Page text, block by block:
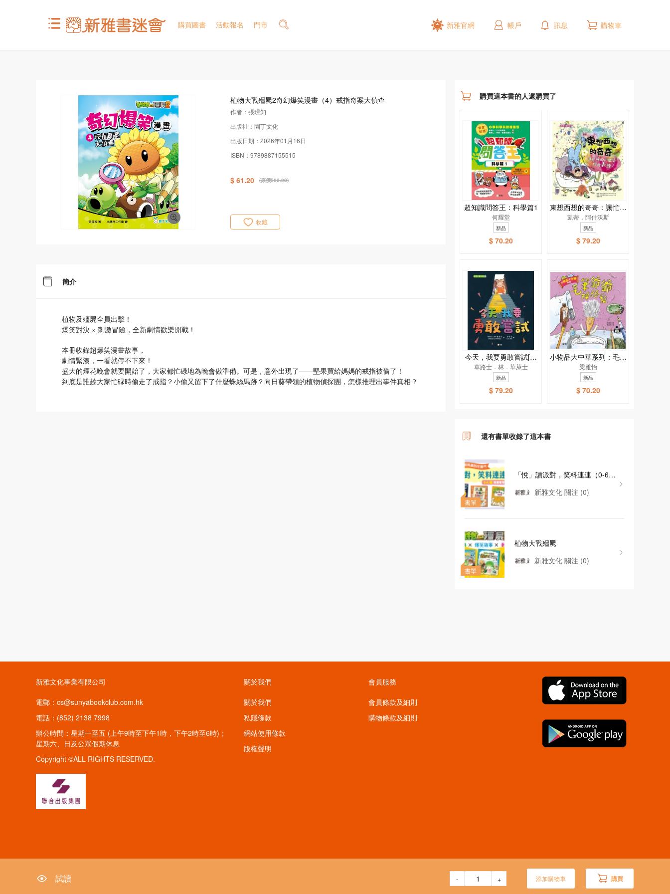
植物大戰殭屍2奇幻爆笑漫畫（4）戒指奇案大偵查
作者：張璟知
出版社：園丁文化
出版日期：2026年01月16日
ISBN：9789887155515
$ 61.20 (原價$68.00)
收藏
簡介
植物及殭屍全員出擊！
爆笑對決 × 刺激冒險，全新劇情歡樂開戰！
本冊收錄超爆笑漫畫故事，
劇情緊湊，一看就停不下來！
盛大的煙花晚會就要開始了，大家都忙碌地為晚會做準備。可是，意外出現了——堅果買給媽媽的戒指被偷了！
到底是誰趁大家忙碌時偷走了戒指？小偷又留下了什麼蛛絲馬跡？向日葵帶領的植物偵探團，怎樣推理出事件真相？
試讀 - + 添加購物車 購買
購買這本書的人還購買了
超知識問答王：科學篇1
何耀堂
新品
$ 70.20
東想西想的奇奇：讓忙碌
的小腦袋學會表達！[新
雅．繪本館]
凱蒂．阿什沃斯
新品
$ 79.20
今天，我要勇敢嘗試[新
雅．繪本館]
車路士．林．華萊士
新品
$ 79.20
小物品大中華系列：毛筆
爺爺掉頭髮
梁雅怡
新品
$ 70.20
還有書單收錄了這本書
書單
「悅」讀派對，笑料連連（0-6
新雅文化 關注 (0)
書單
植物大戰殭屍
新雅文化 關注 (0)
購買圖書 活動報名 門市 新雅官網 帳戶 訊息 購物車
新雅文化事業有限公司
電郵：cs@sunyabookclub.com.hk
電話：(852) 2138 7998
辦公時間：星期一至五 (上午9時至下午1時，下午2時至6時)；
星期六、日及公眾假期休息
Copyright ©ALL RIGHTS RESERVED.
關於我們
關於我們
私隱條款
網站使用條款
版權聲明
會員服務
會員條款及細則
購物條款及細則